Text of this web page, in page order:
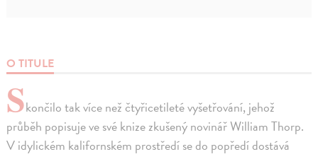
O TITULE
Skončilo tak více než čtyřicetileté vyšetřování, jehož
průběh popisuje ve své knize zkušený novinář William Thorp.
V idylickém kalifornském prostředí se do popředí dostává